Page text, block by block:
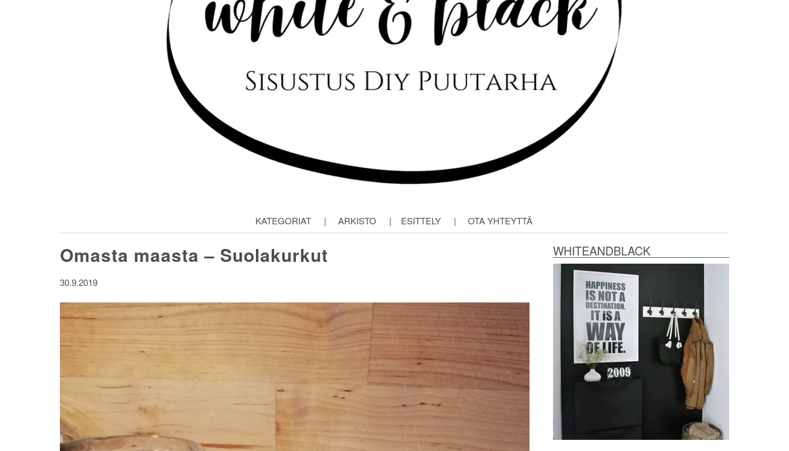
KATEGORIAT | ARKISTO | ESITTELY | OTA YHTEYTTÄ
WHITEANDBLACK
Omasta maasta – Suolakurkut
30.9.2019